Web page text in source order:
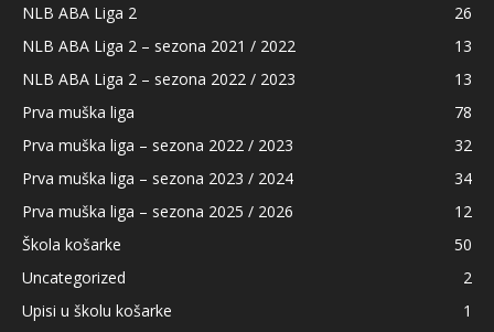
NLB ABA Liga 2
26
NLB ABA Liga 2 – sezona 2021 / 2022
13
NLB ABA Liga 2 – sezona 2022 / 2023
13
Prva muška liga
78
Prva muška liga – sezona 2022 / 2023
32
Prva muška liga – sezona 2023 / 2024
34
Prva muška liga – sezona 2025 / 2026
12
Škola košarke
50
Uncategorized
2
Upisi u školu košarke
1